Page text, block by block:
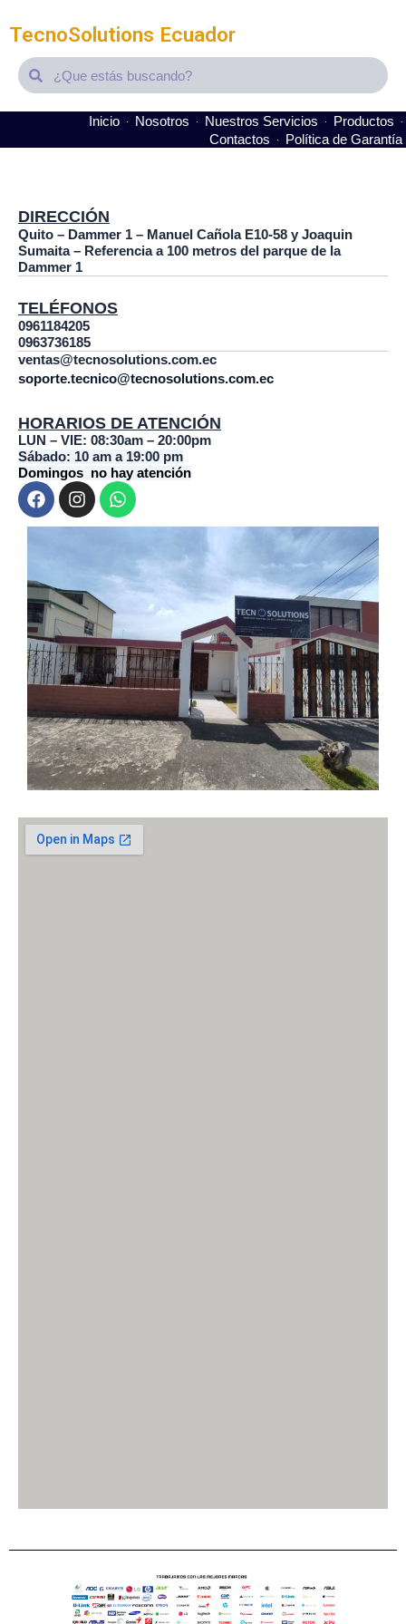
TecnoSolutions Ecuador
SearchSearch
Inicio Nosotros Nuestros Servicios
Productos
Contactos
Política de Garantía
DIRECCIÓN
Quito – Dammer 1 – Manuel Cañola E10-58 y Joaquin
Sumaita – Referencia a 100 metros del parque de la
Dammer 1
TELÉFONOS
0961184205
0963736185
ventas@tecnosolutions.com.ec
soporte.tecnico@tecnosolutions.com.ec
HORARIOS DE ATENCIÓN
LUN – VIE: 08:30am – 20:00pm
Sábado: 10 am a 19:00 pm
Domingos no hay atención
F
a
c
o
o
k
I
n
s
r
a
m
W
h
a
a